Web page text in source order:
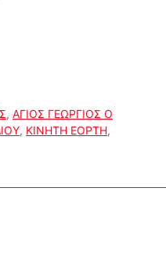
, ΑΓΙΟΣ ΓΕΩΡΓΙΟΣ Ο
, ΚΙΝΗΤΗ ΕΟΡΤΗ,